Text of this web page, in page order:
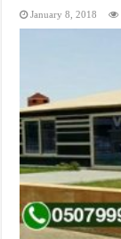
January 8, 2018